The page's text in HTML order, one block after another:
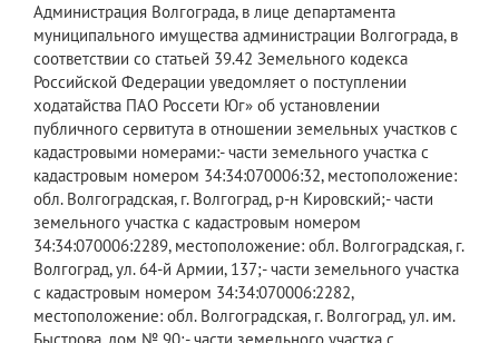
​Администрация Волгограда, в лице департамента
муниципального имущества администрации Волгограда, в
соответствии со статьей 39.42 Земельного кодекса
Российской Федерации уведомляет о поступлении
ходатайства ПАО Россети Юг» об установлении
публичного сервитута в отношении земельных участков с
кадастровыми номерами:- части земельного участка с
кадастровым номером 34:34:070006:32, местоположение:
обл. Волгоградская, г. Волгоград, р-н Кировский;- части
земельного участка с кадастровым номером
34:34:070006:2289, местоположение: обл. Волгоградская, г.
Волгоград, ул. 64-й Армии, 137;- части земельного участка
с кадастровым номером 34:34:070006:2282,
местоположение: обл. Волгоградская, г. Волгоград, ул. им.